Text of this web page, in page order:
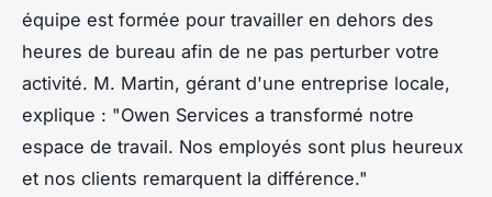
équipe est formée pour travailler en dehors des
heures de bureau afin de ne pas perturber votre
activité. M. Martin, gérant d'une entreprise locale,
explique : "Owen Services a transformé notre
espace de travail. Nos employés sont plus heureux
et nos clients remarquent la différence."